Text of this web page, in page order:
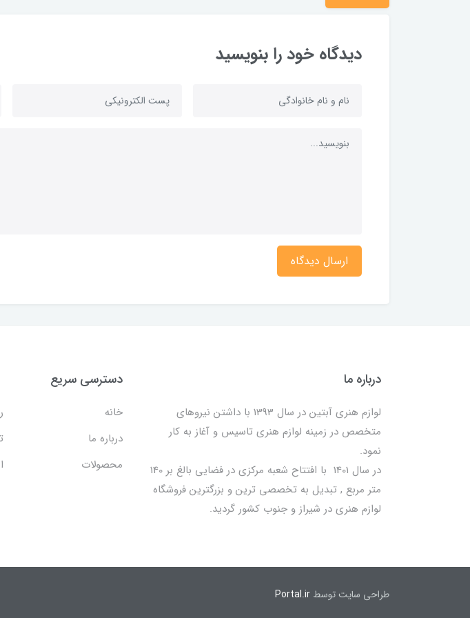
دیدگاه خود را بنویسید
ارسال دیدگاه
درباره ما
لوازم هنری آبتین در سال 1393 با داشتن نیروهای
متخصص در زمینه لوازم هنری تاسیس و آغاز به کار
نمود.
در سال 1401 با افتتاح شعبه مرکزی در فضایی بالغ بر 140
متر مربع , تبدیل به تخصصی ترین و بزرگترین فروشگاه
لوازم هنری در شیراز و جنوب کشور گردید.
دسترسی سریع
خانه
درباره ما
محصولات
طراحی سایت توسط Portal.ir